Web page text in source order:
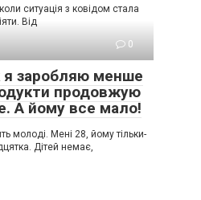
ситуація з ковідом стала
Від
0
я заробляю менше
продовжую
А йому все мало!
молоді. Мені 28, йому тільки-
Дітей немає,